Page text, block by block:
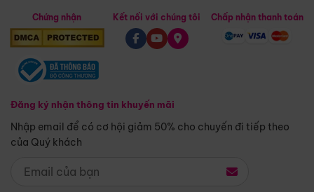
Chứng nhận
Đăng ký nhận thông tin khuyến mãi
Nhập email để có cơ hội giảm 50% cho chuyến đi tiếp theo
của Quý khách
Kết nối với chúng tôi Chấp nhận thanh toán